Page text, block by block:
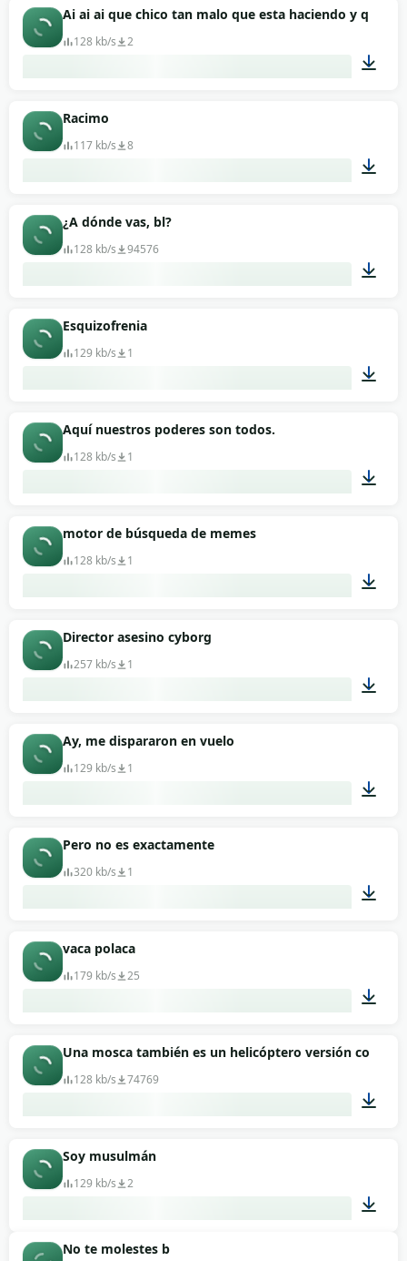
00:01
Ai ai ai que chico tan malo que esta haciendo y quien
128 kb/s 2
Racimo
117 kb/s 8
¿A dónde vas, bl?
128 kb/s 94576
Esquizofrenia
129 kb/s 1
Aquí nuestros poderes son todos.
128 kb/s 1
motor de búsqueda de memes
128 kb/s 1
Director asesino cyborg
257 kb/s 1
Ay, me dispararon en vuelo
129 kb/s 1
Pero no es exactamente
320 kb/s 1
vaca polaca
179 kb/s 25
00:18
Una mosca también es un helicóptero versión
128 kb/s 74769
Soy musulmán
129 kb/s 2
No te molestes b